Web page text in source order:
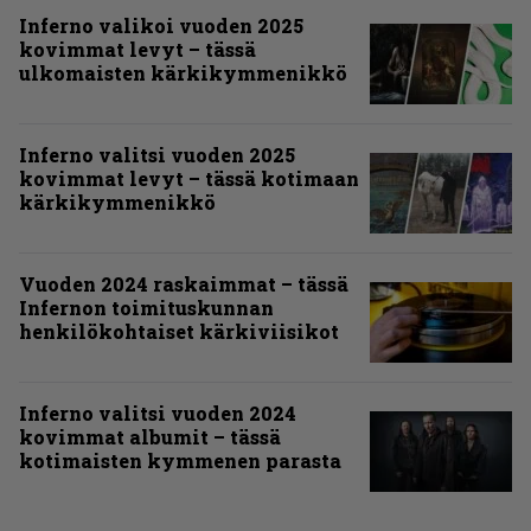
Inferno valikoi vuoden 2025
kovimmat levyt – tässä
ulkomaisten kärkikymmenikkö
Inferno valitsi vuoden 2025
kovimmat levyt – tässä kotimaan
kärkikymmenikkö
Vuoden 2024 raskaimmat – tässä
Infernon toimituskunnan
henkilökohtaiset kärkiviisikot
Inferno valitsi vuoden 2024
kovimmat albumit – tässä
kotimaisten kymmenen parasta